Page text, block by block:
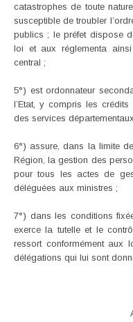
catastrophes de toute
susceptible de troubler
publics ; le préfet dispose
loi et aux réglementa
central ;
5°) est ordonnateur
l’Etat, y compris les
des services
6°) assure, dans la limite
Région, la gestion des
pour tous les actes de
déléguées aux ministres ;
7°) dans les conditions
exerce la tutelle et le
ressort conformément aux
délégations qui lui sont